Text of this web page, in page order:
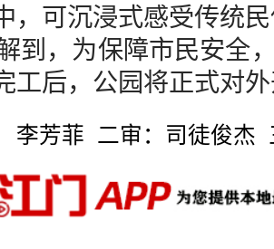
，可沉浸式感受传统
到，为保障市民安全
工后，公园将正式对
李芳菲 二审：司徒俊杰